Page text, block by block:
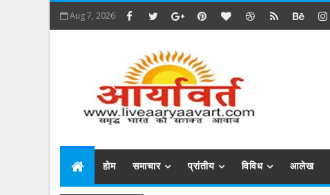
Aug 7, 2026
होम समाचार प्रांतीय विविध आलेख